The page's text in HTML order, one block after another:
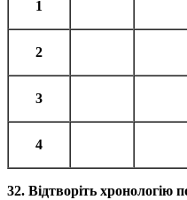
1
2
3
4
32. Відтворіть хронологію